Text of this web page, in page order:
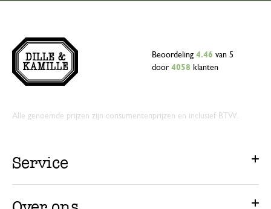
Beoordeling 4.46 van 5
door 4058 klanten
Alle genoemde prijzen zijn consumentenprijzen en inclusief BTW.
Service